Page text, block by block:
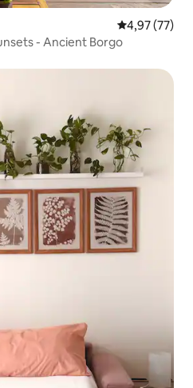
Gemiddelde
4,97 (77)
- Ancient Borgo